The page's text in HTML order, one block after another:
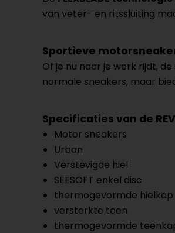
van veter- en ritssluiting
Sportieve
Of je nu naar je werk rijdt,
normale sneakers, maar
Specificaties van de
Motor sneakers
Urban
Verstevigde hiel
SEESOFT enkel disc
thermogevormde hielkap
versterkte teen
thermogevormde